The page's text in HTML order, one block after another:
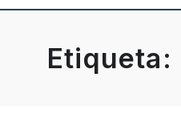
Etiqueta: